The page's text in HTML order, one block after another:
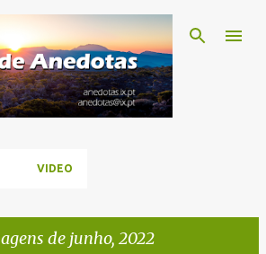
para o conteúdo principal
VIDEO
de junho, 2022